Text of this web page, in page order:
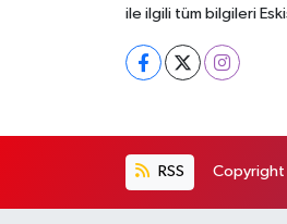
ile ilgili tüm bilgileri
RSS Copyright